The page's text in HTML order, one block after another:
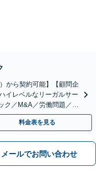
から契約可能】【顧問企
イレベルなリーガルサー
ク／M&A／労働問題／知
】
料金表を見る
メールでお問い合わせ